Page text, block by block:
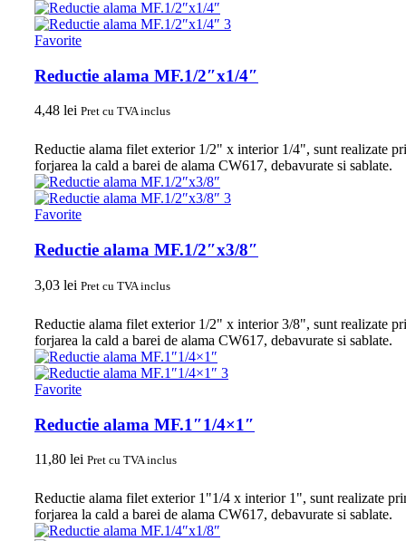
Favorite
Reductie alama MF.1/2″x1/4″
4,48 lei Pret cu TVA inclus
Reductie alama filet exterior 1/2" x interior 1/4", sunt realizate
forjarea la cald a barei de alama CW617, debavurate si sablate.
Favorite
Reductie alama MF.1/2″x3/8″
3,03 lei Pret cu TVA inclus
Reductie alama filet exterior 1/2" x interior 3/8", sunt realizate
forjarea la cald a barei de alama CW617, debavurate si sablate.
Favorite
Reductie alama MF.1″1/4×1″
11,80 lei Pret cu TVA inclus
Reductie alama filet exterior 1"1/4 x interior 1", sunt realizate
forjarea la cald a barei de alama CW617, debavurate si sablate.